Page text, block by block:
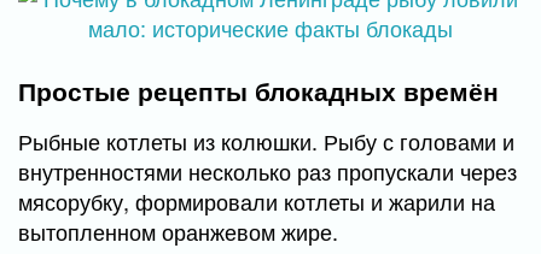
Простые рецепты блокадных времён
Рыбные котлеты из колюшки. Рыбу с головами и
внутренностями несколько раз пропускали через
мясорубку, формировали котлеты и жарили на
вытопленном оранжевом жире.